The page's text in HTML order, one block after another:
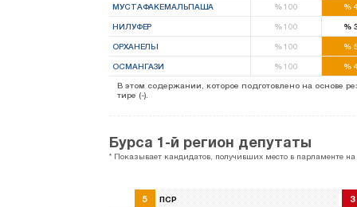
МУСТАФАКЕМАЛЬПАША %100 %
НИЛУФЕР %100 %
ОРХАНЕЛЫ %100 %
ОСМАНГАЗИ %100 %
В этом содержании, которое подготовлено на основе
тире (-).
Бурса 1-й регион депутаты
* Показывает кандидатов, получивших место в парламенте
5 ПСР 3